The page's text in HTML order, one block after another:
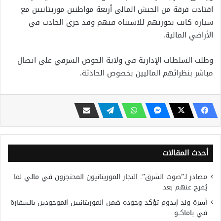
اقتادت فرقة من الجيش المالي أربعة مواطنين موريتانيين مع
سيارة كانت بحوزتهم للاشتباه فيهم وقد جرى الحادث في
الأراضي المالية.
وظلت السلطات الإدارية في ولاية الحوض الشرقي على اتصال
مباشر بنظرائهم الماليين بخصوص الحادثة.
أحدث المقالات
مصادر لـ”صوت الشرق”: التجار الموريتانيون المحتجزون في مالي لما
يُفرج عنهم بعد
أسرة ولد إيدوم تؤكد وجوده ضمن الموريتانيين الموجودين بالسفارة
في باماكــو